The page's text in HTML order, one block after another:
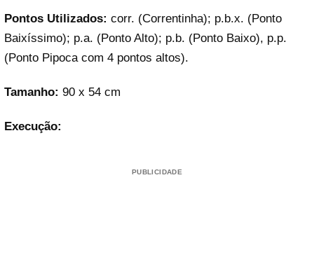
Pontos Utilizados: corr. (Correntinha); p.b.x. (Ponto
Baixíssimo); p.a. (Ponto Alto); p.b. (Ponto Baixo), p.p.
(Ponto Pipoca com 4 pontos altos).
Tamanho: 90 x 54 cm
Execução:
PUBLICIDADE